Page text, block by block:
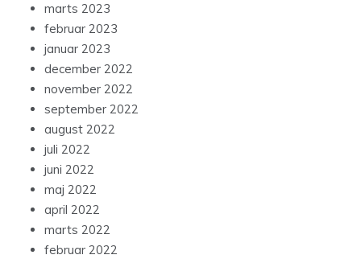
marts 2023
februar 2023
januar 2023
december 2022
november 2022
september 2022
august 2022
juli 2022
juni 2022
maj 2022
april 2022
marts 2022
februar 2022